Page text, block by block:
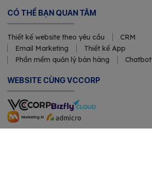
CÓ THỂ BẠN QUAN TÂM
Thiết kế website theo yêu cầu
CRM
Email Marketing
Thiết kế App
Phần mềm quản lý bán hàng
Chatbot
WEBSITE CÙNG VCCORP